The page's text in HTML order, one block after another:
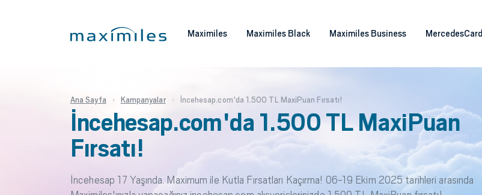
Maximiles Maximiles Black Maximiles Business MercedesCard
Ana Sayfa Kampanyalar İncehesap.com'da 1.500 TL MaxiPuan Fırsatı!
İncehesap.com'da 1.500 TL MaxiPuan
Fırsatı!
İncehesap 17 Yaşında. Maximum ile Kutla Fırsatları Kaçırma! 06-19 Ekim 2025 tarihleri arasında